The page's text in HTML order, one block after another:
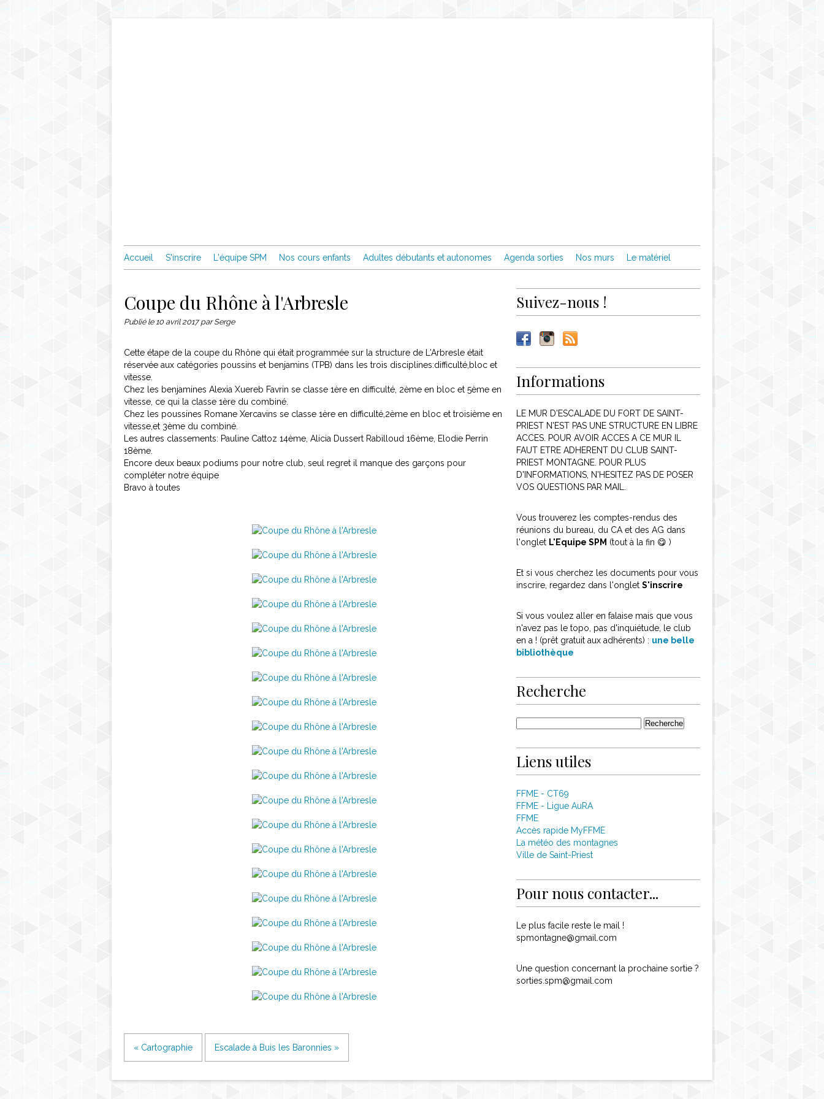
Accueil S'inscrire L'équipe SPM Nos cours enfants Adultes débutants et autonomes Agenda sorties Nos murs Le matériel
Coupe du Rhône à l'Arbresle
Publié le 10 avril 2017par Serge
Cette étape de la coupe du Rhône qui était programmée sur la structure de L'Arbresle était
réservée aux catégories poussins et benjamins (TPB) dans les trois disciplines:difficulté,bloc et
vitesse.
Chez les benjamines Alexia Xuereb Favrin se classe 1ère en difficulté, 2ème en bloc et 5ème en
vitesse, ce qui la classe 1ère du combiné.
Chez les poussines Romane Xercavins se classe 1ère en difficulté,2ème en bloc et troisième en
vitesse,et 3ème du combiné.
Les autres classements: Pauline Cattoz 14ème, Alicia Dussert Rabilloud 16ème, Elodie Perrin
18ème.
Encore deux beaux podiums pour notre club, seul regret il manque des garçons pour
compléter notre équipe
Bravo à toutes
« Cartographie Escalade à Buis les Baronnies »
Suivez-nous !
Informations
LE MUR D'ESCALADE DU FORT DE SAINT-
PRIEST N'EST PAS UNE STRUCTURE EN LIBRE
ACCES. POUR AVOIR ACCES A CE MUR IL
FAUT ETRE ADHERENT DU CLUB SAINT-
PRIEST MONTAGNE. POUR PLUS
D'INFORMATIONS, N'HESITEZ PAS DE POSER
VOS QUESTIONS PAR MAIL.
Vous trouverez les comptes-rendus des
réunions du bureau, du CA et des AG dans
l'onglet L'Equipe SPM (tout à la fin 😋 )
Et si vous cherchez les documents pour vous
inscrire, regardez dans l'onglet S'inscrire
Si vous voulez aller en falaise mais que vous
n'avez pas le topo, pas d'inquiétude, le club
en a ! (prêt gratuit aux adhérents) : une belle
bibliothèque
Recherche
Liens utiles
FFME - CT69
FFME - Ligue AuRA
FFME
Accès rapide MyFFME
La météo des montagnes
Ville de Saint-Priest
Pour nous contacter...
Le plus facile reste le mail !
spmontagne@gmail.com
Une question concernant la prochaine sortie ?
sorties.spm@gmail.com